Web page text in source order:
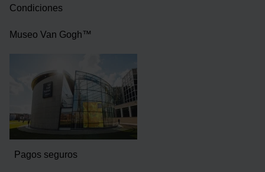
Condiciones
Museo Van Gogh™
Pagos seguros